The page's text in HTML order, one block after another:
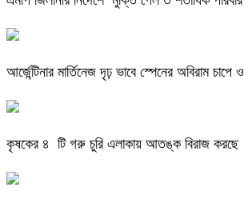
আর্জেন্টিনার মার্তিনেজ দৃঢ় ভাবে স্পেনের অবিরাম চাপে ও
কৃষকের ৪ টি গরু চুরি এলাকায় আতঙ্ক বিরাজ করছে